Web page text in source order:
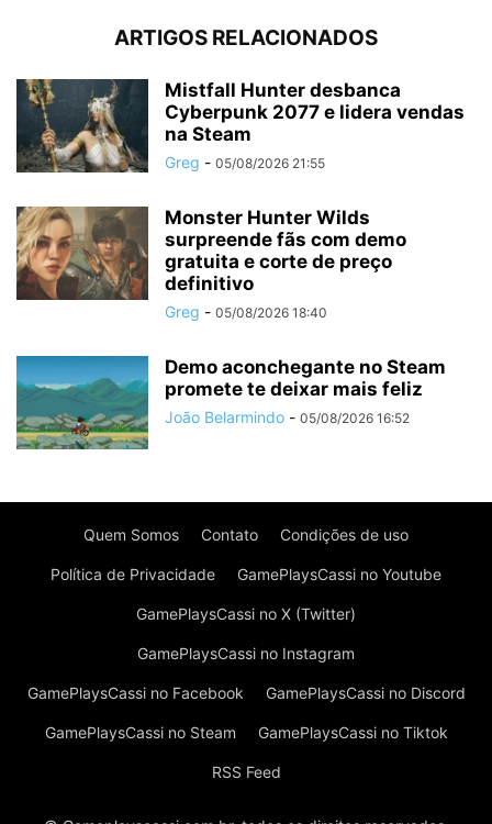
ARTIGOS RELACIONADOS
Mistfall Hunter desbanca
Cyberpunk 2077 e lidera vendas
na Steam
Greg - 05/08/2026 21:55
Monster Hunter Wilds
surpreende fãs com demo
gratuita e corte de preço
definitivo
Greg - 05/08/2026 18:40
Demo aconchegante no Steam
promete te deixar mais feliz
João Belarmindo - 05/08/2026 16:52
Quem Somos Contato Condições de uso
Política de Privacidade GamePlaysCassi no Youtube
GamePlaysCassi no X (Twitter)
GamePlaysCassi no Instagram
GamePlaysCassi no Facebook GamePlaysCassi no Discord
GamePlaysCassi no Steam GamePlaysCassi no Tiktok
RSS Feed